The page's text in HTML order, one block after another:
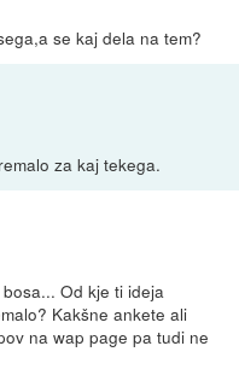
se kaj dela na tem?
za kaj tekega.
Od kje ti ideja
Kakšne ankete ali
na wap page pa tudi ne